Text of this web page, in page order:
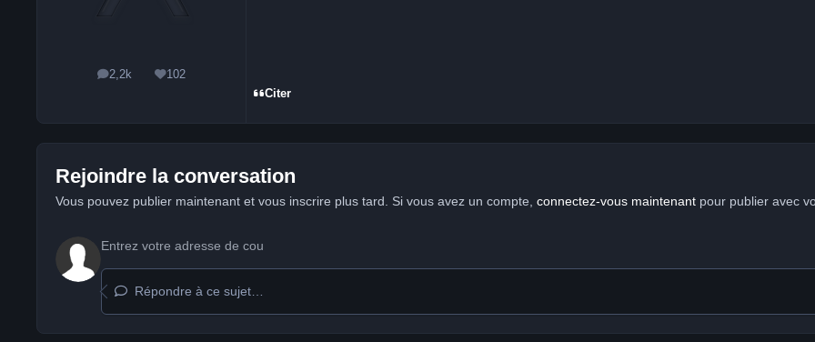
2,2k
messages102
Réputation
Citer
Rejoindre la conversation
Vous pouvez publier maintenant et vous inscrire plus tard. Si vous avez un compte, connectez-vous maintenantpour publier avec
Répondre à ce sujet…